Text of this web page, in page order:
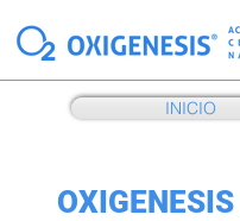
INICIO
OXIGENESIS